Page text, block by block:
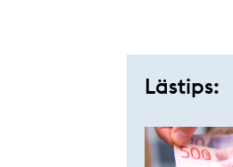
Lästips: